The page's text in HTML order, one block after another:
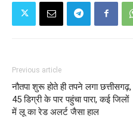
Previous article
नौतपा शुरू होते ही तपने लगा छत्तीसगढ़,
45 डिग्री के पार पहुंचा पारा, कई जिलों
में लू का रेड अलर्ट जैसा हाल